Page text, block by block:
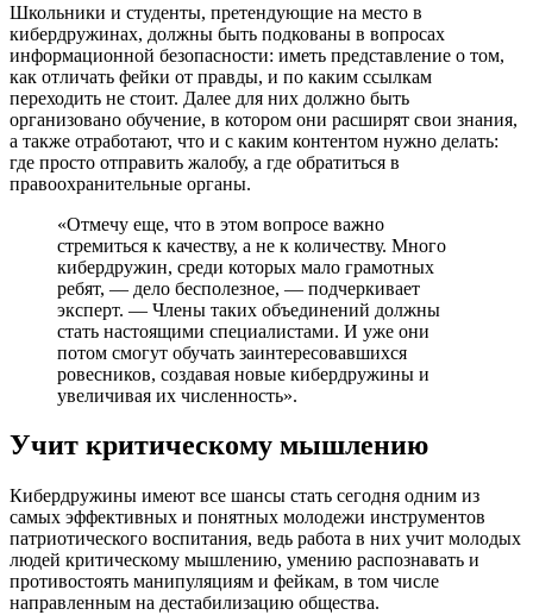
Школьники и студенты, претендующие на место в
кибердружинах, должны быть подкованы в вопросах
информационной безопасности: иметь представление о том,
как отличать фейки от правды, и по каким ссылкам
переходить не стоит. Далее для них должно быть
организовано обучение, в котором они расширят свои знания,
а также отработают, что и с каким контентом нужно делать:
где просто отправить жалобу, а где обратиться в
правоохранительные органы.
«Отмечу еще, что в этом вопросе важно
стремиться к качеству, а не к количеству. Много
кибердружин, среди которых мало грамотных
ребят, — дело бесполезное, — подчеркивает
эксперт. — Члены таких объединений должны
стать настоящими специалистами. И уже они
потом смогут обучать заинтересовавшихся
ровесников, создавая новые кибердружины и
увеличивая их численность».
Учит критическому мышлению
Кибердружины имеют все шансы стать сегодня одним из
самых эффективных и понятных молодежи инструментов
патриотического воспитания, ведь работа в них учит молодых
людей критическому мышлению, умению распознавать и
противостоять манипуляциям и фейкам, в том числе
направленным на дестабилизацию общества.